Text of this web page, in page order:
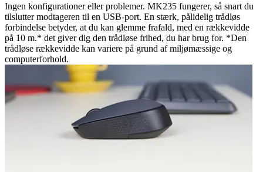
Ingen konfigurationer eller problemer. MK235 fungerer, så snart du
tilslutter modtageren til en USB-port. En stærk, pålidelig trådløs
forbindelse betyder, at du kan glemme frafald, med en rækkevidde
på 10 m.* det giver dig den trådløse frihed, du har brug for. *Den
trådløse rækkevidde kan variere på grund af miljømæssige og
computerforhold.